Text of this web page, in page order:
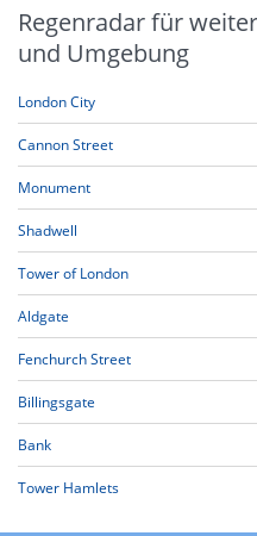
Regenradar für
und Umgebung
London City
Cannon Street
Monument
Shadwell
Tower of London
Aldgate
Fenchurch Street
Billingsgate
Bank
Tower Hamlets